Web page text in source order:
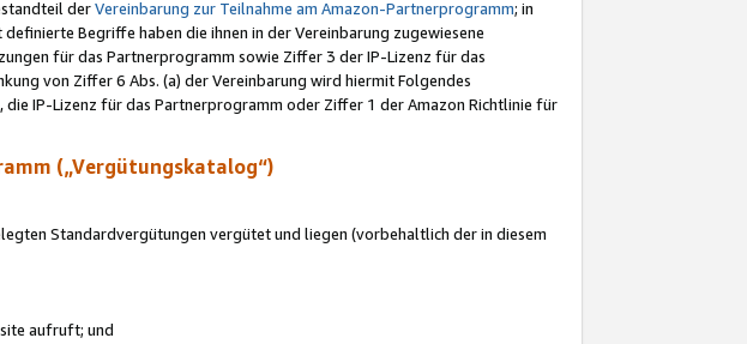
derVereinbarung zur Teilnahme am Amazon-Partnerprogramm; in
Begriffe haben die ihnen in der Vereinbarung zugewiesene
für das Partnerprogramm sowie Ziffer 3 der IP-Lizenz für das
von Ziffer 6 Abs. (a) der Vereinbarung wird hiermit Folgendes
IP-Lizenz für das Partnerprogramm oder Ziffer 1 der Amazon Richtlinie für
(„Vergütungskatalog“)
Standardvergütungen vergütet und liegen (vorbehaltlich der in diesem
aufruft; und